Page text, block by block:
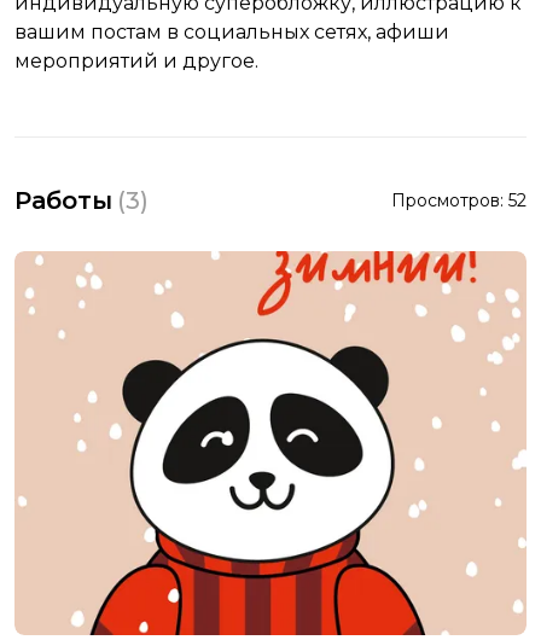
вашим постам в социальных сетях, афиши
мероприятий и другое.
Работы (3) Просмотров: 52